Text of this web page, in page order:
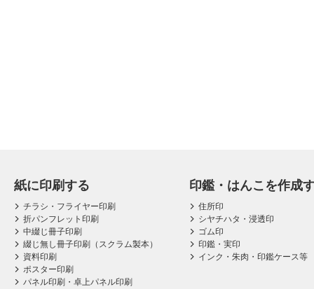
紙に印刷する
チラシ・フライヤー印刷
折パンフレット印刷
中綴じ冊子印刷
綴じ無し冊子印刷（スクラム製本）
資料印刷
ポスター印刷
パネル印刷・卓上パネル印刷
印鑑・はんこを作成
住所印
シヤチハタ・浸透印
ゴム印
印鑑・実印
インク・朱肉・印鑑ケース等